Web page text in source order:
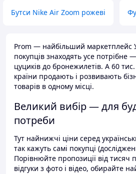
Бутси Nike Air Zoom рожеві
Prom — найбільший маркетплейс
покупців знаходять усе потрібне
цуциків до бронежилетів. А 60 тис.
країни продають і розвивають
товарів в одному місці.
Великий вибір — для
потреби
Тут найнижчі ціни серед
так кажуть самі покупці
Порівнюйте пропозиції від тисяч
відгуки з фото і відео, обирайте